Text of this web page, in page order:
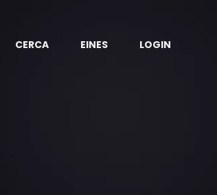
CERCA EINES LOGIN